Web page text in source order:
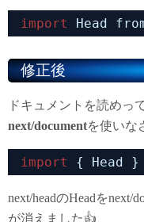
import Head
修正後
ドキュメントを読めっ
next/documentを使いな
import { Head }
next/headのHeadをnext/
が消えました👍